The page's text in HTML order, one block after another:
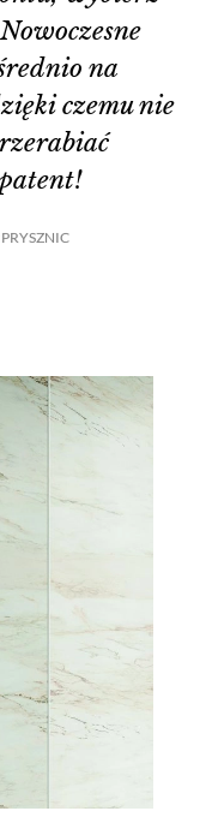
PRYSZNIC
na
czemu nie